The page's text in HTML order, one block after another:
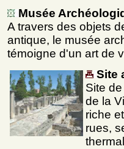
Musée
A travers des objets
antique, le musée
témoigne d'un art de
Site
Site
de la
riche
rues,